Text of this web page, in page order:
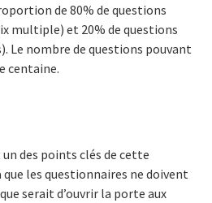
de 80% de questions
multiple) et 20% de questions
Le nombre de questions pouvant
centaine.
des points clés de cette
que les questionnaires ne doivent
serait d’ouvrir la porte aux